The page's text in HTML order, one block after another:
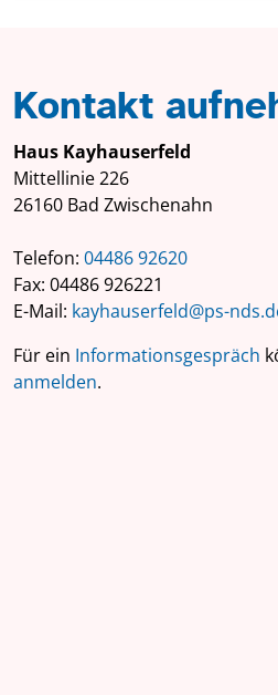
Kontakt
Haus Kayhauserfeld
Mittellinie 226
26160 Bad Zwischenahn
Telefon: 04486 92620
Fax: 04486 926221
E-Mail: kayhauserfeld@ps-
Für ein Informationsgespräch
anmelden.